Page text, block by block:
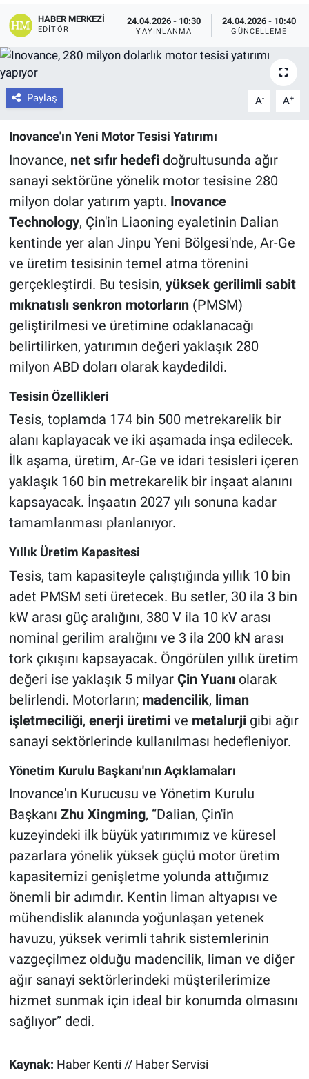
HABER MERKEZI
EDITÖR
24.04.2026 - 10:30
YAYINLANMA
24.04.2026 - 10:40
GÜNCELLEME
Paylaş A- A+
Inovance'ın Yeni Motor Tesisi Yatırımı
Inovance, net sıfır hedefidoğrultusunda ağır
sanayi sektörüne yönelik motor tesisine 280
milyon dolar yatırım yaptı. Inovance
Technology, Çin'in Liaoning eyaletinin Dalian
kentinde yer alan Jinpu Yeni Bölgesi'nde, Ar-Ge
ve üretim tesisinin temel atma törenini
gerçekleştirdi. Bu tesisin, yüksek gerilimli sabit
mıknatıslı senkron motorların(PMSM)
geliştirilmesi ve üretimine odaklanacağı
belirtilirken, yatırımın değeri yaklaşık 280
milyon ABD doları olarak kaydedildi.
Tesisin Özellikleri
Tesis, toplamda 174 bin 500 metrekarelik bir
alanı kaplayacak ve iki aşamada inşa edilecek.
İlk aşama, üretim, Ar-Ge ve idari tesisleri içeren
yaklaşık 160 bin metrekarelik bir inşaat alanını
kapsayacak. İnşaatın 2027 yılı sonuna kadar
tamamlanması planlanıyor.
Yıllık Üretim Kapasitesi
Tesis, tam kapasiteyle çalıştığında yıllık 10 bin
adet PMSM seti üretecek. Bu setler, 30 ila 3 bin
kW arası güç aralığını, 380 V ila 10 kV arası
nominal gerilim aralığını ve 3 ila 200 kN arası
tork çıkışını kapsayacak. Öngörülen yıllık üretim
değeri ise yaklaşık 5 milyar Çin Yuanıolarak
belirlendi. Motorların; madencilik, liman
işletmeciliği, enerji üretimive metalurjigibi ağır
sanayi sektörlerinde kullanılması hedefleniyor.
Yönetim Kurulu Başkanı'nın Açıklamaları
Inovance'ın Kurucusu ve Yönetim Kurulu
Başkanı Zhu Xingming, “Dalian, Çin'in
kuzeyindeki ilk büyük yatırımımız ve küresel
pazarlara yönelik yüksek güçlü motor üretim
kapasitemizi genişletme yolunda attığımız
önemli bir adımdır. Kentin liman altyapısı ve
mühendislik alanında yoğunlaşan yetenek
havuzu, yüksek verimli tahrik sistemlerinin
vazgeçilmez olduğu madencilik, liman ve diğer
ağır sanayi sektörlerindeki müşterilerimize
hizmet sunmak için ideal bir konumda olmasını
sağlıyor” dedi.
Kaynak: Haber Kenti // Haber Servisi